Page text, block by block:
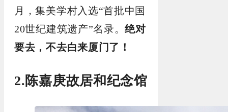
月，集美学村入选“首批中国
20世纪建筑遗产”名录。绝对
要去，不去白来厦门了！
2.陈嘉庚故居和纪念馆